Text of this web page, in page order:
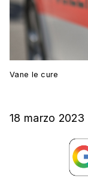
Vane le cure
18 marzo 2023